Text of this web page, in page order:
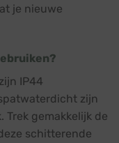
je nieuwe
IP44
zijn
gemakkelijk de
schitterende